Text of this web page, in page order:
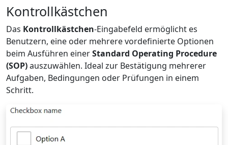
Kontrollkästchen
Das Kontrollkästchen-Eingabefeld ermöglicht es
Benutzern, eine oder mehrere vordefinierte Optionen
beim Ausführen einerStandard Operating Procedure
(SOP)auszuwählen. Ideal zur Bestätigung mehrerer
Aufgaben, Bedingungen oder Prüfungen in einem
Schritt.